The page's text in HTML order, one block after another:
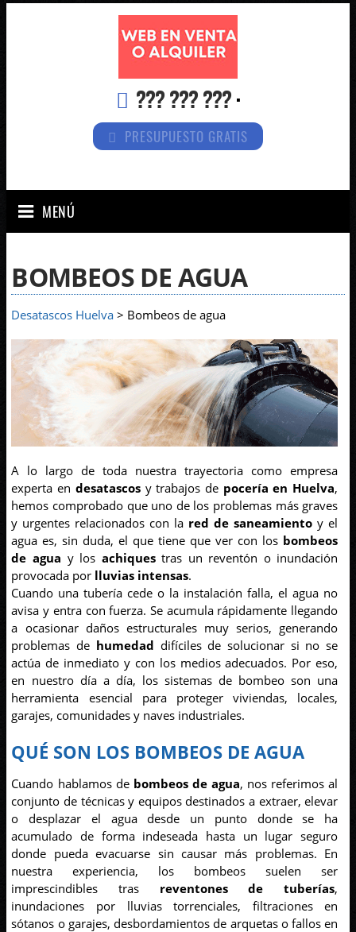
??? ??? ???·
PRESUPUESTO GRATIS
MENÚ
BOMBEOS DE AGUA
Desatascos Huelva > Bombeos de agua
A lo largo de toda nuestra trayectoria como empresa
experta en desatascosy trabajos de pocería en Huelva,
hemos comprobado que uno de los problemas más graves
y urgentes relacionados con la red de saneamiento y el
agua es, sin duda, el que tiene que ver con los bombeos
de agua y los achiquestras un reventón o inundación
provocada por
lluvias intensas.
Cuando una tubería cede o la instalación falla, el agua no
avisa y entra con fuerza. Se acumula rápidamente llegando
a ocasionar daños estructurales muy serios, generando
problemas de humedad difíciles de solucionar si no se
actúa de inmediato y con los medios adecuados. Por eso,
en nuestro día a día, los sistemas de bombeo son una
herramienta esencial para proteger viviendas, locales,
garajes, comunidades y naves industriales.
QUÉ SON LOS BOMBEOS DE AGUA
Cuando hablamos de bombeos de agua, nos referimos al
conjunto de técnicas y equipos destinados a extraer, elevar
o desplazar el agua desde un punto donde se ha
acumulado de forma indeseada hasta un lugar seguro
donde pueda evacuarse sin causar más problemas. En
nuestra experiencia, los bombeos suelen ser
imprescindibles tras reventones de tuberías,
inundaciones por lluvias torrenciales, filtraciones en
sótanos o garajes, desbordamientos de arquetas o fallos en